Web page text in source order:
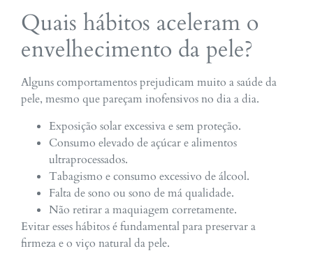
Quais hábitos aceleram o
envelhecimento da pele?
Alguns comportamentos prejudicam muito a saúde da
pele, mesmo que pareçam inofensivos no dia a dia.
Exposição solar excessiva e sem proteção.
Consumo elevado de açúcar e alimentos
ultraprocessados.
Tabagismo e consumo excessivo de álcool.
Falta de sono ou sono de má qualidade.
Não retirar a maquiagem corretamente.
Evitar esses hábitos é fundamental para preservar a
firmeza e o viço natural da pele.